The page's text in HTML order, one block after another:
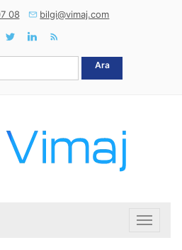
08 bilgi@vimaj.com
Ara
Ana